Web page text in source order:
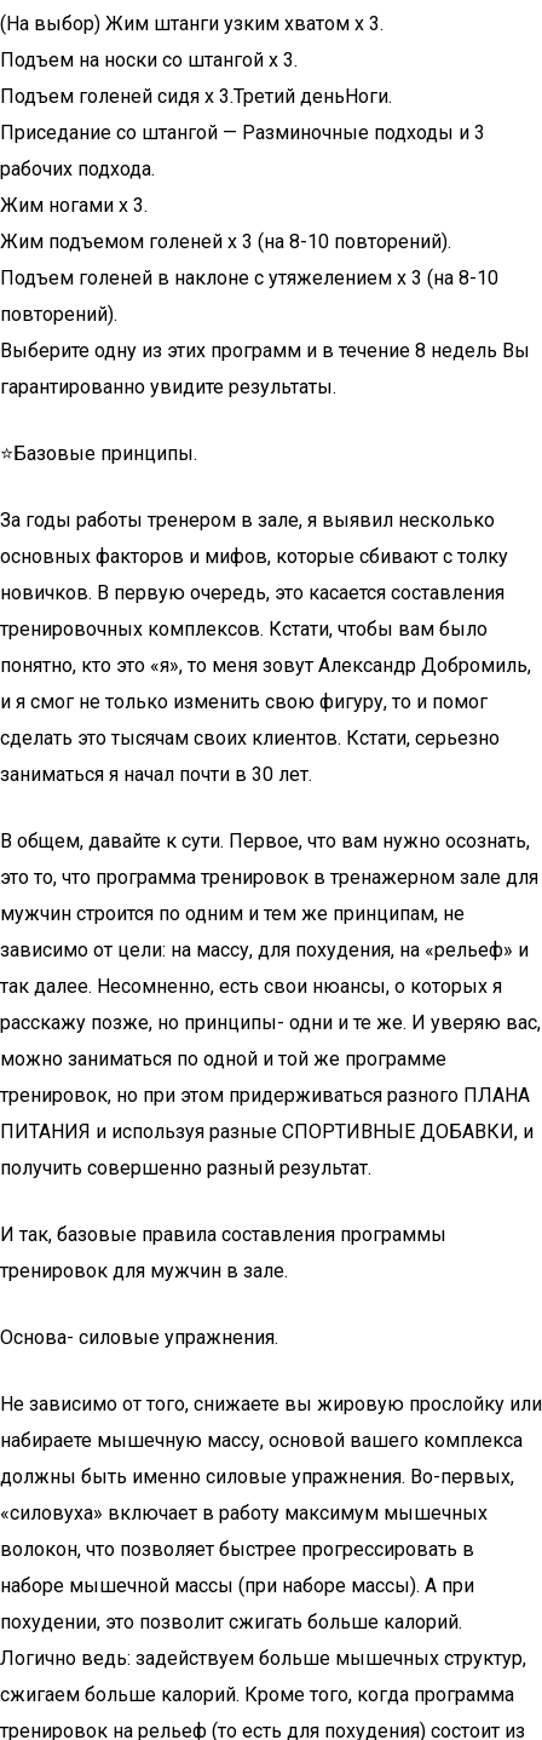
(На выбор) Жим штанги узким хватом х 3.
Подъем на носки со штангой х 3.
Подъем голеней сидя х 3.Третий деньНоги.
Приседание со штангой — Разминочные подходы и 3
рабочих подхода.
Жим ногами х 3.
Жим подъемом голеней х 3 (на 8-10 повторений).
Подъем голеней в наклоне с утяжелением х 3 (на 8-10
повторений).
Выберите одну из этих программ и в течение 8 недель Вы
гарантированно увидите результаты.
⭐Базовые принципы.
За годы работы тренером в зале, я выявил несколько
основных факторов и мифов, которые сбивают с толку
новичков. В первую очередь, это касается составления
тренировочных комплексов. Кстати, чтобы вам было
понятно, кто это «я», то меня зовут Александр Добромиль,
и я смог не только изменить свою фигуру, то и помог
сделать это тысячам своих клиентов. Кстати, серьезно
заниматься я начал почти в 30 лет.
В общем, давайте к сути. Первое, что вам нужно осознать,
это то, что программа тренировок в тренажерном зале для
мужчин строится по одним и тем же принципам, не
зависимо от цели: на массу, для похудения, на «рельеф» и
так далее. Несомненно, есть свои нюансы, о которых я
расскажу позже, но принципы- одни и те же. И уверяю вас,
можно заниматься по одной и той же программе
тренировок, но при этом придерживаться разного ПЛАНА
ПИТАНИЯ и используя разные СПОРТИВНЫЕ ДОБАВКИ, и
получить совершенно разный результат.
И так, базовые правила составления программы
тренировок для мужчин в зале.
Основа- силовые упражнения.
Не зависимо от того, снижаете вы жировую прослойку или
набираете мышечную массу, основой вашего комплекса
должны быть именно силовые упражнения. Во-первых,
«силовуха» включает в работу максимум мышечных
волокон, что позволяет быстрее прогрессировать в
наборе мышечной массы (при наборе массы). А при
похудении, это позволит сжигать больше калорий.
Логично ведь: задействуем больше мышечных структур,
сжигаем больше калорий. Кроме того, когда программа
тренировок на рельеф (то есть для похудения) состоит из